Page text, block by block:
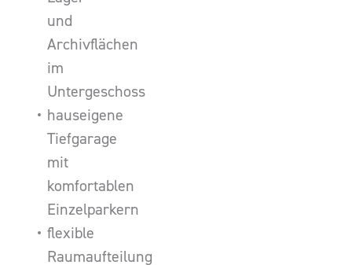
und
Archivflächen
im
Untergeschoss
hauseigene
Tiefgarage
mit
komfortablen
Einzelparkern
flexible
Raumaufteilung